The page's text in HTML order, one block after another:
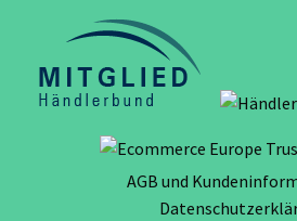
AGB und